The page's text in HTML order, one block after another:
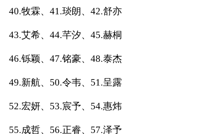
兔年起名
取
名
字
典
40.牧霖、41.琰朗、42.舒亦
43.艾希、44.芊汐、45.赫桐
46.铄颖、47.铭豪、48.泰杰
49.新航、50.令韦、51.呈露
52.宏妍、53.宸予、54.惠炜
55.成哲、56.正睿、57.泽予